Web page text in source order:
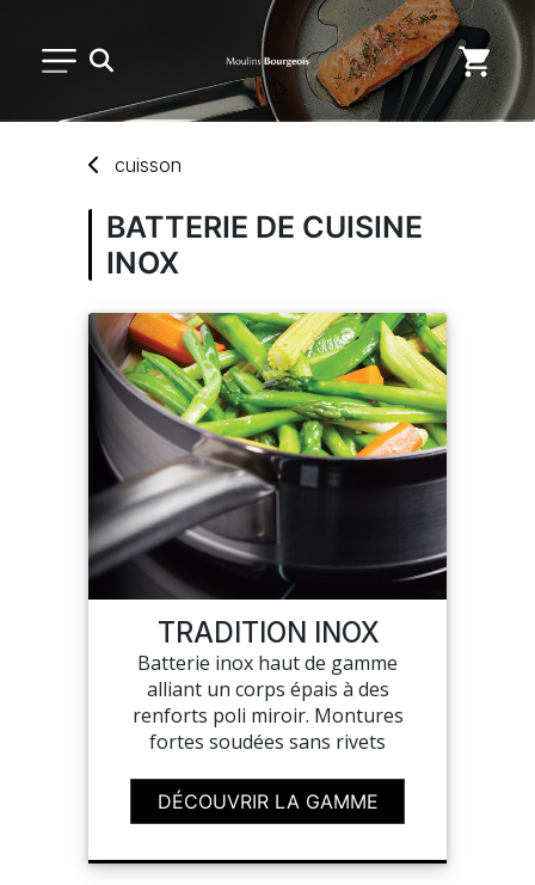
USAGE UNIQUE
DISTRIBUTION DE REPAS
MARQUES
NOUVEAUTÉS
MON COMPTE
MES LISTES
MA COMMANDE
cuisson
BATTERIE DE CUISINE
INOX
TRADITION INOX
Batterie inox haut de gamme
alliant un corps épais à des
renforts poli miroir. Montures
fortes soudées sans rivets
DÉCOUVRIR LA GAMME